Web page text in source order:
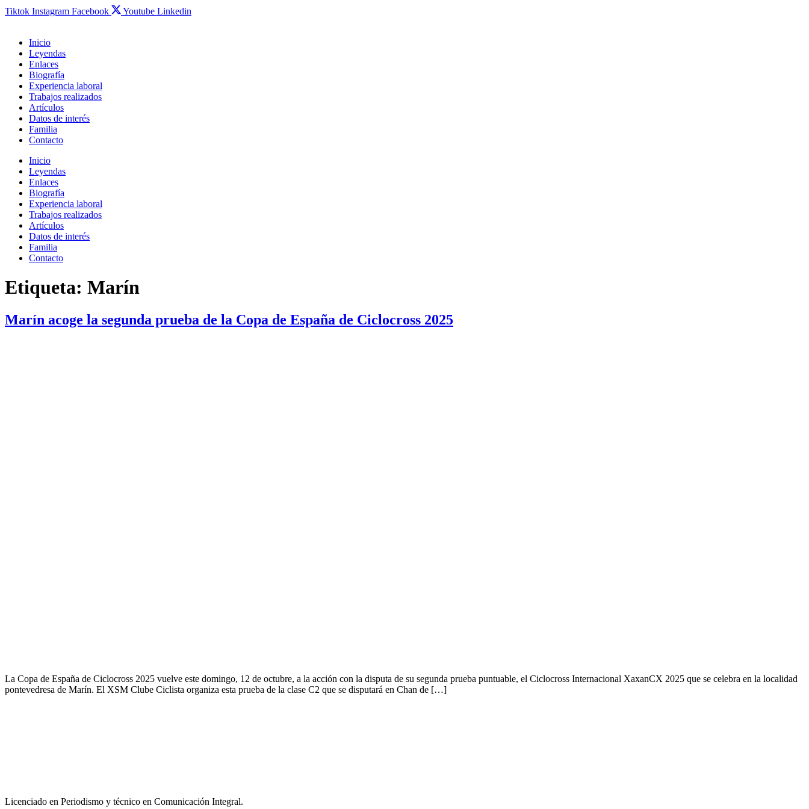
Tiktok Instagram Facebook Youtube Linkedin
Inicio
Leyendas
Enlaces
Biografía
Experiencia laboral
Trabajos realizados
Artículos
Datos de interés
Familia
Contacto
Inicio
Leyendas
Enlaces
Biografía
Experiencia laboral
Trabajos realizados
Artículos
Datos de interés
Familia
Contacto
Etiqueta: Marín
Marín acoge la segunda prueba de la Copa de España de Ciclocross 2025
La Copa de España de Ciclocross 2025 vuelve este domingo, 12 de octubre, a la acción con la disputa de su segunda prueba puntuable, el Ciclocross Internacional XaxanCX 2025 que se celebra en la localidad
pontevedresa de Marín. El XSM Clube Ciclista organiza esta prueba de la clase C2 que se disputará en Chan de […]
Licenciado en Periodismo y técnico en Comunicación Integral.